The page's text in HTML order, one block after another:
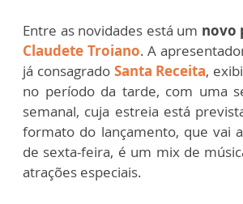
Entre as novidades está um novo
Claudete Troiano. A
já consagrado Santa Receita,
no período da tarde, com uma
semanal, cuja estreia está
formato do lançamento, que vai
de sexta-feira, é um mix de
atrações especiais.